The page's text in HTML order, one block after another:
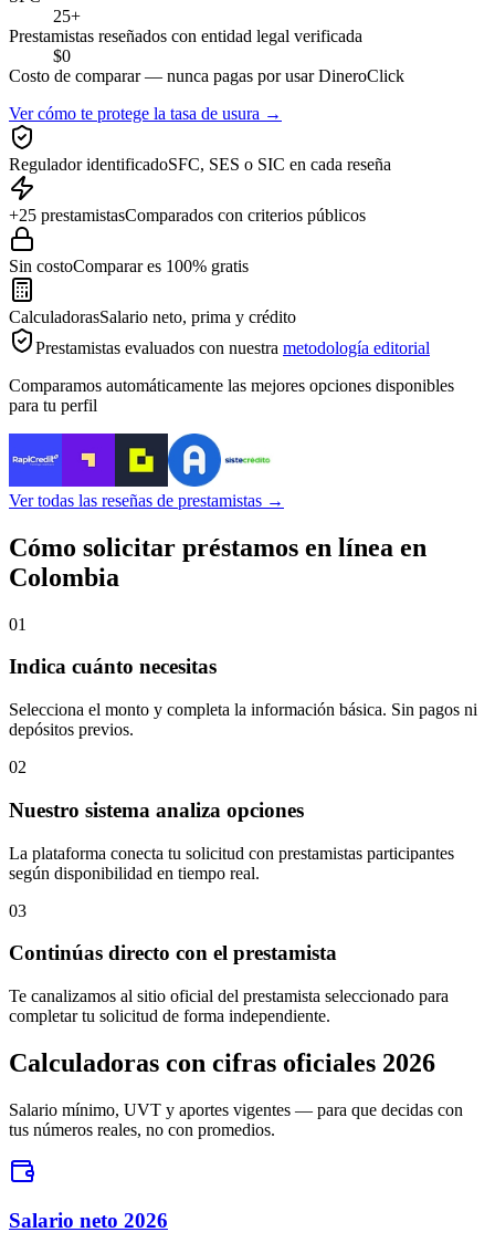
25+
Prestamistas reseñados con entidad legal verificada
$0
Costo de comparar — nunca pagas por usar DineroClick
Ver cómo te protege la tasa de usura →
Regulador identificadoSFC, SES o SIC en cada reseña
+25 prestamistasComparados con criterios públicos
Sin costoComparar es 100% gratis
CalculadorasSalario neto, prima y crédito
Prestamistas evaluados con nuestra metodología editorial
Comparamos automáticamente las mejores opciones disponibles
para tu perfil
Ver todas las reseñas de prestamistas →
Cómo solicitar préstamos en línea en
Colombia
01
Indica cuánto necesitas
Selecciona el monto y completa la información básica. Sin pagos ni
depósitos previos.
02
Nuestro sistema analiza opciones
La plataforma conecta tu solicitud con prestamistas participantes
según disponibilidad en tiempo real.
03
Continúas directo con el prestamista
Te canalizamos al sitio oficial del prestamista seleccionado para
completar tu solicitud de forma independiente.
Calculadoras con cifras oficiales 2026
Salario mínimo, UVT y aportes vigentes — para que decidas con
tus números reales, no con promedios.
Salario neto 2026